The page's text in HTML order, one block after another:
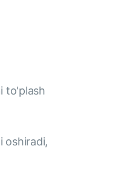
to'plash
oshiradi,